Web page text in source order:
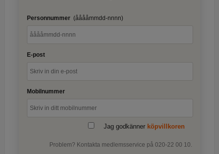
Personnummer (ååååmmdd-nnnn)
E-post
Mobilnummer
Jag godkänner köpvillkoren
Problem? Kontakta medlemsservice på 020-22 00 10.